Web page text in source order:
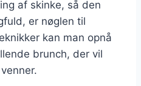
af skinke, så den
er nøglen til
kan man opnå
brunch, der vil